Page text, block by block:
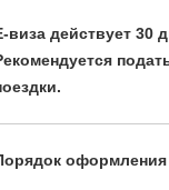
виза действует 30